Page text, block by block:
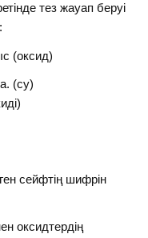
тез жауап беруі
(оксид)
(су)
сейфтің шифрін
оксидтердің